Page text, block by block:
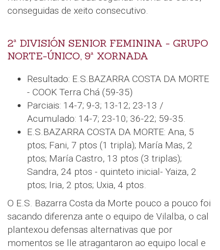
conseguidas de xeito consecutivo.
2ª DIVISIÓN SENIOR FEMININA - GRUPO
NORTE-ÚNICO, 9ª XORNADA
Resultado: E.S.BAZARRA COSTA DA MORTE
- COOK Terra Chá (59-35)
Parciais: 14-7; 9-3; 13-12; 23-13 /
Acumulado: 14-7; 23-10; 36-22; 59-35.
E.S.BAZARRA COSTA DA MORTE: Ana, 5
ptos; Fani, 7 ptos (1 tripla); María Mas, 2
ptos; María Castro, 13 ptos (3 triplas);
Sandra, 24 ptos - quinteto inicial- Yaiza, 2
ptos; Iria, 2 ptos; Uxia, 4 ptos.
O E.S. Bazarra Costa da Morte pouco a pouco foi
sacando diferenza ante o equipo de Vilalba, o cal
plantexou defensas alternativas que por
momentos se lle atragantaron ao equipo local e